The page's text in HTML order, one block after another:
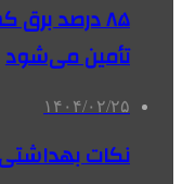
۸۵ درصد
تأمین می‌شود
۱۴۰۴/۰۲/۲۵
نکات